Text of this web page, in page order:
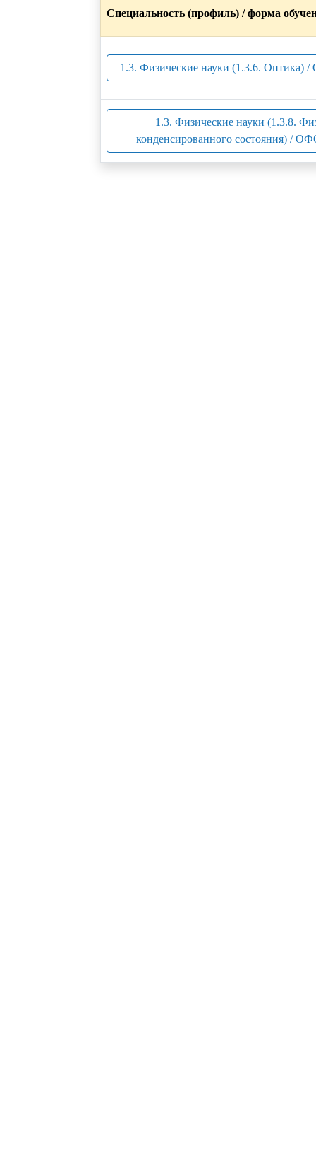
Специальность (профиль) / форма
1.3. Физические науки (1.3.6. Оптика)
1.3. Физические науки (1.3.8.
конденсированного состояния) /